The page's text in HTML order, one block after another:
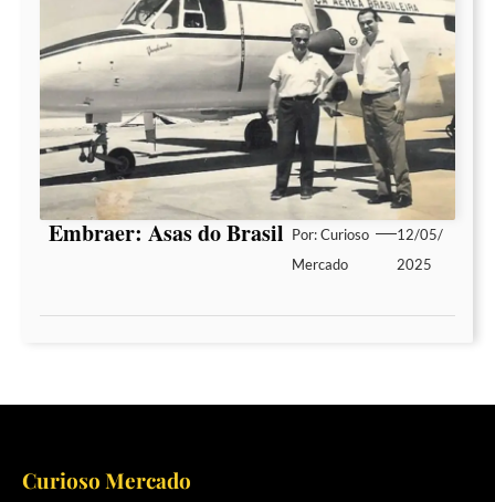
Embraer: Asas do Brasil Por:Curioso
Mercado
12/05/
2025
Curioso Mercado